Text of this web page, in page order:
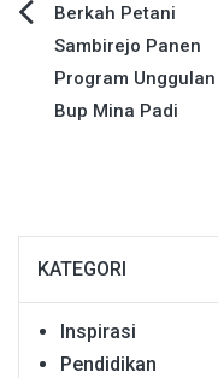
Navigasi
pos
Berkah Petani
Sambirejo Panen
Program
Bup Mina Padi
KATEGORI
Inspirasi
Pendidikan